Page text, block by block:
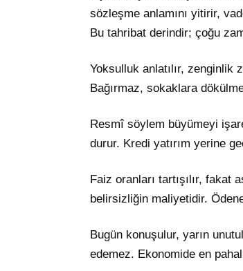
sözleşme anlamını yitirir,
Bu tahribat derindir; çoğu
Yoksulluk anlatılır, zenginlik
Bağırmaz, sokaklara
Resmî söylem büyümeyi
durur. Kredi yatırım yerine
Faiz oranları tartışılır,
belirsizliğin maliyetidir.
Bugün konuşulur, yarın
edemez. Ekonomide en